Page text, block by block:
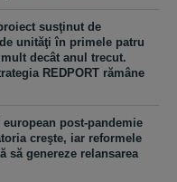
susţinut de
de unităţi în primele patru
decât anul trecut.
REDPORT rămâne
post-pandemie
creşte, iar reformele
să genereze relansarea